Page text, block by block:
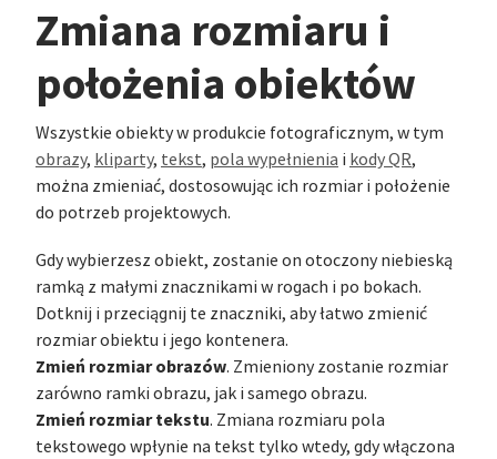
Zmiana rozmiaru i
położenia obiektów
Wszystkie obiekty w produkcie fotograficznym, w tym
obrazy, kliparty, tekst, pola wypełnienia i kody QR,
można zmieniać, dostosowując ich rozmiar i położenie
do potrzeb projektowych.
Gdy wybierzesz obiekt, zostanie on otoczony niebieską
ramką z małymi znacznikami w rogach i po bokach.
Dotknij i przeciągnij te znaczniki, aby łatwo zmienić
rozmiar obiektu i jego kontenera.
Zmień rozmiar obrazów. Zmieniony zostanie rozmiar
zarówno ramki obrazu, jak i samego obrazu.
Zmień rozmiar tekstu. Zmiana rozmiaru pola
tekstowego wpłynie na tekst tylko wtedy, gdy włączona